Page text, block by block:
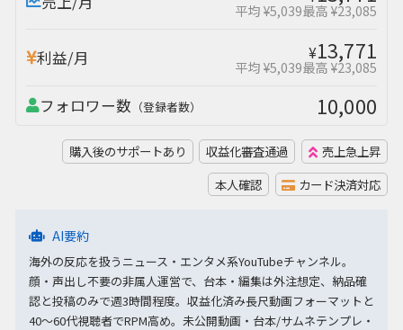
平均 ¥5,039最高 ¥23,085
利益/月 ¥13,771
平均 ¥5,039最高 ¥23,085
フォロワー数 （登録者数） 10,000
購入後のサポートあり 収益化審査通過
売上急上昇
本人確認
カード決済対応
AI要約
海外の反応を扱うニュース・エンタメ系YouTubeチャンネル。
顔・声出し不要の非属人運営で、台本・編集は外注想定、納品確
認と投稿のみで週3時間程度。収益化済み長尺動画フォーマットと
40〜60代視聴者でRPM高め。未公開動画・台本/サムネテンプレ・